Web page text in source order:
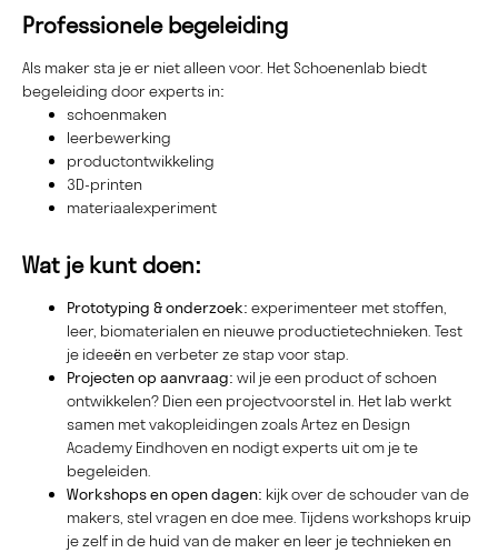
Professionele begeleiding
Als maker sta je er niet alleen voor. Het Schoenenlab biedt
begeleiding door experts in:
schoenmaken
leerbewerking
productontwikkeling
3D-printen
materiaalexperiment
Wat je kunt doen:
Prototyping & onderzoek: experimenteer met stoffen,
leer, biomaterialen en nieuwe productietechnieken. Test
je ideeën en verbeter ze stap voor stap.
Projecten op aanvraag: wil je een product of schoen
ontwikkelen? Dien een projectvoorstel in. Het lab werkt
samen met vakopleidingen zoals Artez en Design
Academy Eindhoven en nodigt experts uit om je te
begeleiden.
Workshops en open dagen: kijk over de schouder van de
makers, stel vragen en doe mee. Tijdens workshops kruip
je zelf in de huid van de maker en leer je technieken en